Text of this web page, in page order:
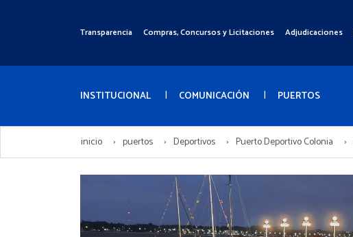
Menú
Transparencia Compras, Concursos y Licitaciones Adjudicaciones
Menú
INSTITUCIONAL COMUNICACIÓN PUERTOS
inicio puertos Deportivos Puerto Deportivo Colonia